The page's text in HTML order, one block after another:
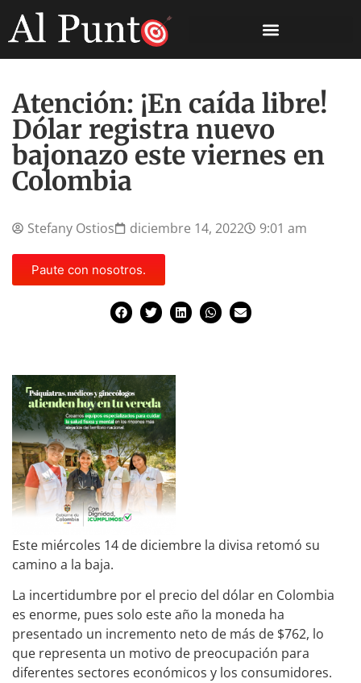
Atención: ¡En caída libre!
Dólar registra nuevo
bajonazo este viernes en
Colombia
Stefany Ostios diciembre 14, 2022 9:01 am
Paute con nosotros.
Este miércoles 14 de diciembre la divisa retomó su
camino a la baja.
La incertidumbre por el precio del dólar en Colombia
es enorme, pues solo este año la moneda ha
presentado un incremento neto de más de $762, lo
que representa un motivo de preocupación para
diferentes sectores económicos y los consumidores.